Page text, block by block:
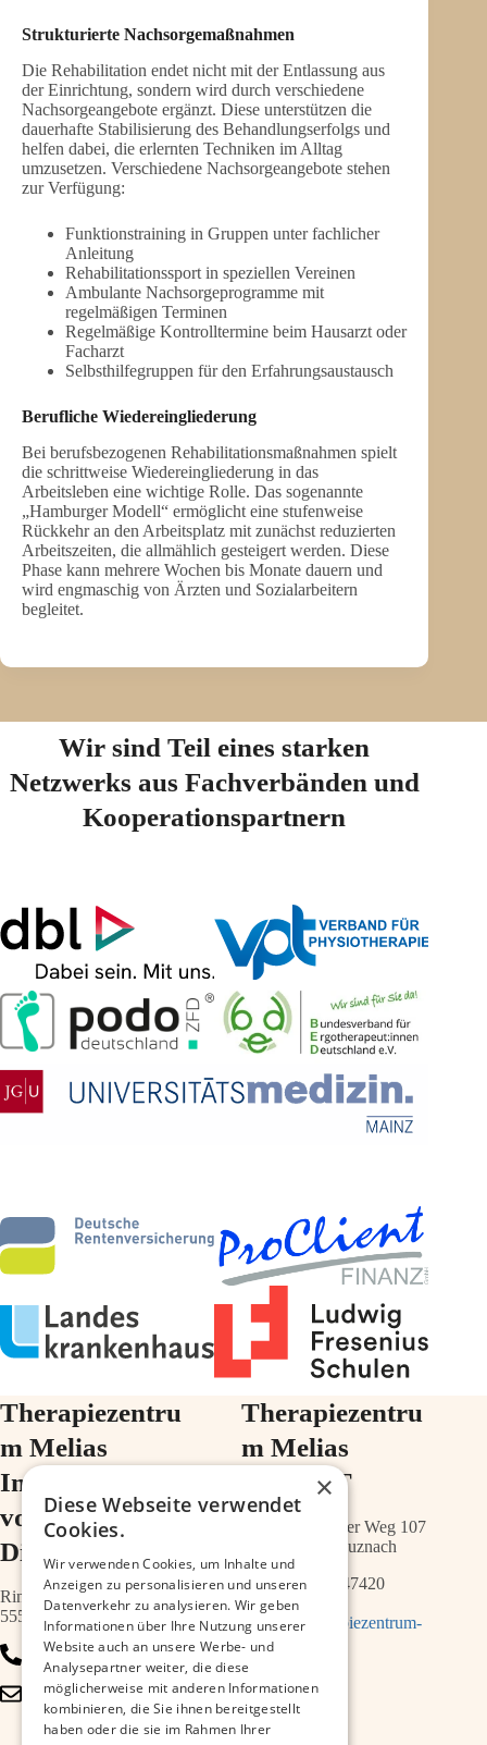
Strukturierte Nachsorgemaßnahmen
Die Rehabilitation endet nicht mit der Entlassung aus
der Einrichtung, sondern wird durch verschiedene
Nachsorgeangebote ergänzt. Diese unterstützen die
dauerhafte Stabilisierung des Behandlungserfolgs und
helfen dabei, die erlernten Techniken im Alltag
umzusetzen. Verschiedene Nachsorgeangebote stehen
zur Verfügung:
Funktionstraining in Gruppen unter fachlicher
Anleitung
Rehabilitationssport in speziellen Vereinen
Ambulante Nachsorgeprogramme mit
regelmäßigen Terminen
Regelmäßige Kontrolltermine beim Hausarzt oder
Facharzt
Selbsthilfegruppen für den Erfahrungsaustausch
Berufliche Wiedereingliederung
Bei berufsbezogenen Rehabilitationsmaßnahmen spielt
die schrittweise Wiedereingliederung in das
Arbeitsleben eine wichtige Rolle. Das sogenannte
„Hamburger Modell“ ermöglicht eine stufenweise
Rückkehr an den Arbeitsplatz mit zunächst reduzierten
Arbeitszeiten, die allmählich gesteigert werden. Diese
Phase kann mehrere Wochen bis Monate dauern und
wird engmaschig von Ärzten und Sozialarbeitern
begleitet.
Wir sind Teil eines starken
Netzwerks aus Fachverbänden und
Kooperationspartnern
Therapiezentru
m Melias
Im Ärztehaus
vor der
Diakonie
Ringstr.64a
55543 Bad Kreuznach
0671 – 79467700
info@therapiezentrum-
kh.de
Therapiezentru
m Melias
im ZIMT
Schwabenheimer Weg 107
55543 Bad Kreuznach
0671 – 21547420
info@therapiezentrum-
melias.de
×
Diese Webseite verwendet
Cookies.
Wir verwenden Cookies, um Inhalte und
Anzeigen zu personalisieren und unseren
Datenverkehr zu analysieren. Wir geben
Informationen über Ihre Nutzung unserer
Website auch an unsere Werbe- und
Analysepartner weiter, die diese
möglicherweise mit anderen Informationen
kombinieren, die Sie ihnen bereitgestellt
haben oder die sie im Rahmen Ihrer